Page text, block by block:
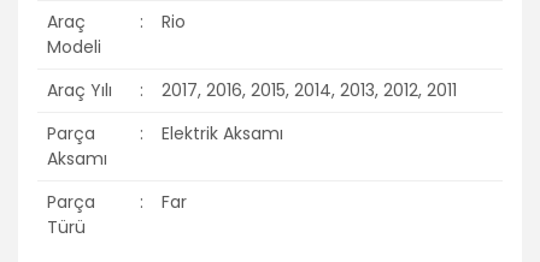
Araç
Modeli
: Rio
Araç Yılı :
2017, 2016, 2015, 2014, 2013, 2012, 2011
Parça
Aksamı
: Elektrik Aksamı
Parça
Türü
: Far